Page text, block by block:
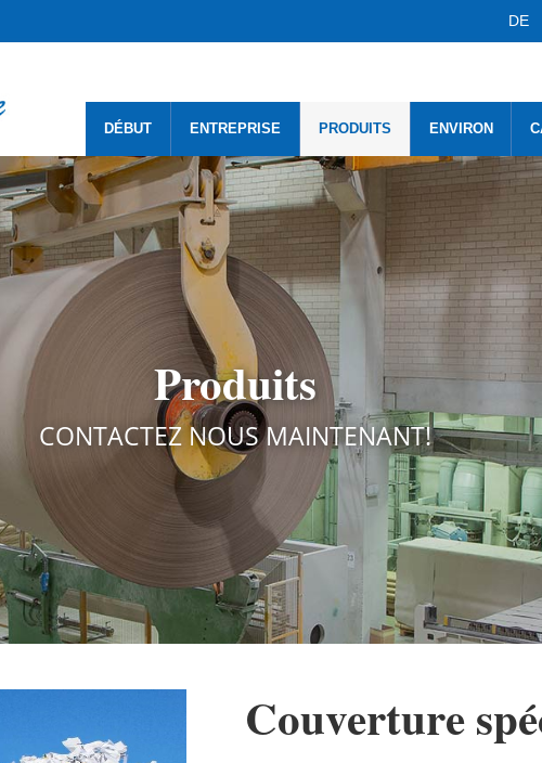
DE
DÉBUT ENTREPRISE PRODUITS ENVIRON
Produits
CONTACTEZ NOUS MAINTENANT!
Couverture